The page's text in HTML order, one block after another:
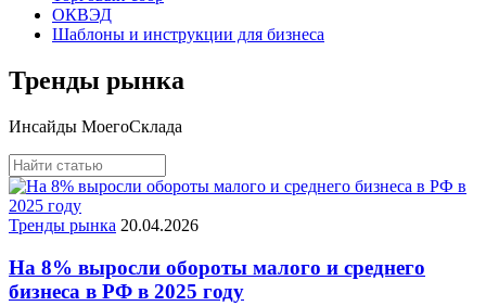
ОКВЭД
Шаблоны и инструкции для бизнеса
Тренды рынка
Инсайды МоегоСклада
Тренды рынка 20.04.2026
На 8% выросли обороты малого и среднего
бизнеса в РФ в 2025 году